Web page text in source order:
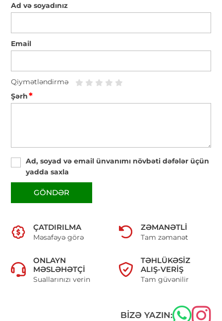
Ad və soyadınız
Email
Qiymətləndirmə
Şərh*
Ad, soyad və email ünvanımı növbəti dəfələr üçün
yadda saxla
GÖNDƏR
ÇATDIRILMA
Məsafəyə görə
ZƏMANƏTLI
Tam zəmanət
ONLAYN
MƏSLƏHƏTÇI
Suallarınızı verin
TƏHLÜKƏSIZ
ALIŞ-VERIŞ
Tam güvənilir
BIZƏ YAZIN: